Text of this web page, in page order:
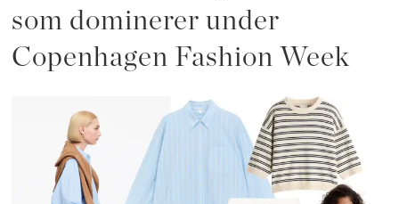
som dominerer under
Copenhagen Fashion Week